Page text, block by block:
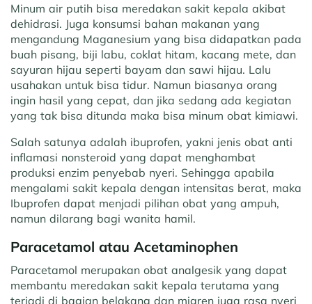
Minum air putih bisa meredakan sakit kepala akibat
dehidrasi. Juga konsumsi bahan makanan yang
mengandung Maganesium yang bisa didapatkan pada
buah pisang, biji labu, coklat hitam, kacang mete, dan
sayuran hijau seperti bayam dan sawi hijau. Lalu
usahakan untuk bisa tidur. Namun biasanya orang
ingin hasil yang cepat, dan jika sedang ada kegiatan
yang tak bisa ditunda maka bisa minum obat kimiawi.
Salah satunya adalah ibuprofen, yakni jenis obat anti
inflamasi nonsteroid yang dapat menghambat
produksi enzim penyebab nyeri. Sehingga apabila
mengalami sakit kepala dengan intensitas berat, maka
Ibuprofen dapat menjadi pilihan obat yang ampuh,
namun dilarang bagi wanita hamil.
Paracetamol atau Acetaminophen
Paracetamol merupakan obat analgesik yang dapat
membantu meredakan sakit kepala terutama yang
terjadi di bagian belakang dan migren juga rasa nyeri